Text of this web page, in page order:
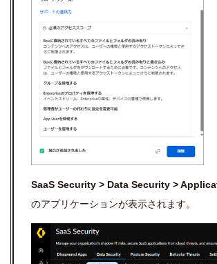
SaaS Security > Data Security >
のアプリケーションが表示されます。